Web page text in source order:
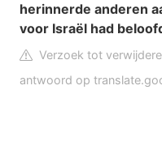
herinnerde anderen
voor Israël had
Verzoek tot
antwoord op